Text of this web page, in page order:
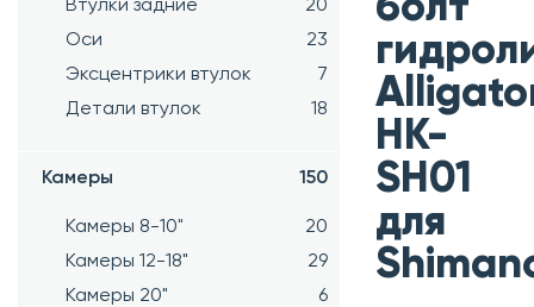
Втулки задние
20
Оси
23
Эксцентрики втулок
7
Детали втулок
18
Камеры 150
Камеры 8-10"
20
Камеры 12-18"
29
Камеры 20"
6
HK-
SH01
для